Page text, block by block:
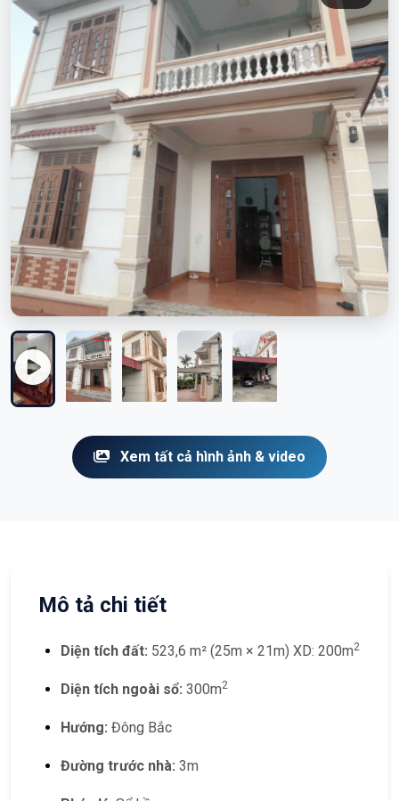
Xem tất cả hình ảnh & video
Mô tả chi tiết
Diện tích đất: 523,6 m² (25m × 21m) XD: 200m2
Diện tích ngoài sổ: 300m2
Hướng: Đông Bắc
Đường trước nhà: 3m